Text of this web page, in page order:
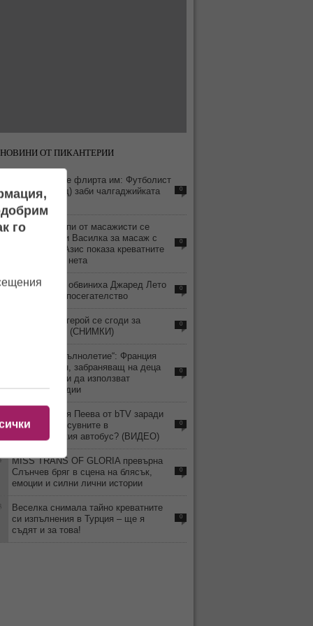
ОТ ПИКАНТЕРИИ
Видео издаде флирта им: Футболист
на "Локо" (Пд) заби чалгаджийката
Ивайла
0
ВИДЕО: Тълпи от масажисти се
изреждат при Василка за масаж с
„хепи енд“ - Азис показа креватните
си истории в нета
0
Четири жени обвиниха Джаред Лето
в сексуално посегателство
0
Волейболен герой се сгоди за
гимнастичка! (СНИМКИ)
0
„Дигитално пълнолетие“: Франция
приема закон, забраняващ на деца
под 15 години да използват
социални медии
0
Уволнили Рая Пеева от bTV заради
скандала и псувните в
междуградския автобус? (ВИДЕО)
0
MISS TRANS OF GLORIA превърна
Слънчев бряг в сцена на блясък,
емоции и силни лични истории
0
Веселка снимала тайно креватните
си изпълнения в Турция – ще я
съдят и за това!
0
го